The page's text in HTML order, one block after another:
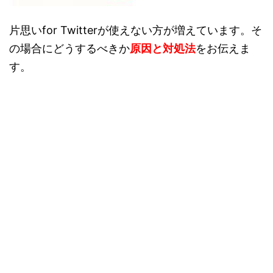
片思いfor Twitterが使えない方が増えています。そ
の場合にどうするべきか原因と対処法をお伝えま
す。